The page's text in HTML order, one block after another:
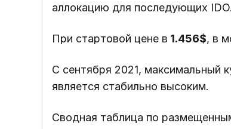
аллокацию для последующих IDO.
При стартовой цене в 1.456$, в
С сентября 2021, максимальный
является стабильно высоким.
Сводная таблица по